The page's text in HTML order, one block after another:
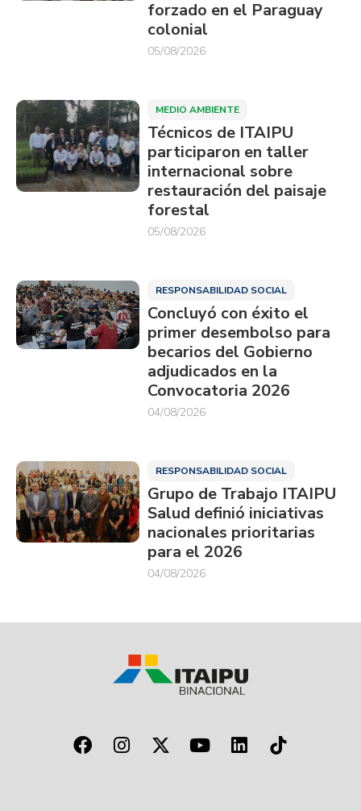
forzado en el Paraguay
colonial
05/08/2026
MEDIO AMBIENTE
Técnicos de ITAIPU
participaron en taller
internacional sobre
restauración del paisaje
forestal
05/08/2026
RESPONSABILIDAD SOCIAL
Concluyó con éxito el
primer desembolso para
becarios del Gobierno
adjudicados en la
Convocatoria 2026
04/08/2026
RESPONSABILIDAD SOCIAL
Grupo de Trabajo ITAIPU
Salud definió iniciativas
nacionales prioritarias
para el 2026
04/08/2026